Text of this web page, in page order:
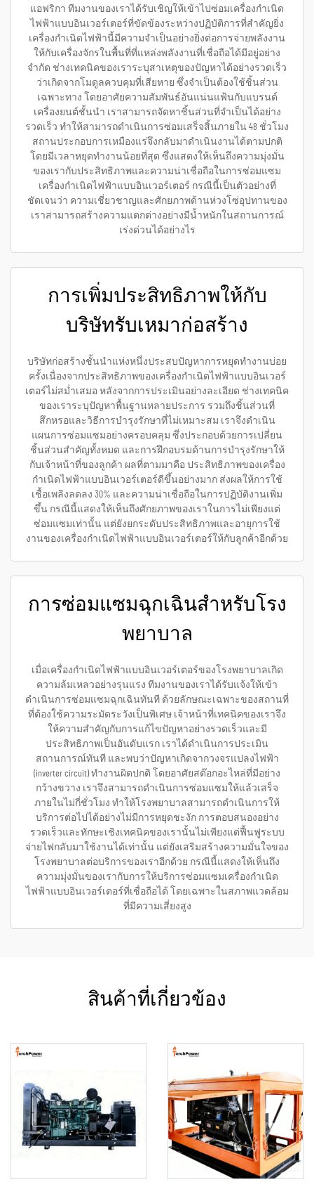
แอฟริกา ทีมงานของเราได้รับเชิญให้เข้าไปซ่อมเครื่องกำเนิด
ไฟฟ้าแบบอินเวอร์เตอร์ที่ขัดข้องระหว่างปฏิบัติการที่สำคัญยิ่ง
เครื่องกำเนิดไฟฟ้านี้มีความจำเป็นอย่างยิ่งต่อการจ่ายพลังงาน
ให้กับเครื่องจักรในพื้นที่ที่แหล่งพลังงานที่เชื่อถือได้มีอยู่อย่าง
จำกัด ช่างเทคนิคของเราระบุสาเหตุของปัญหาได้อย่างรวดเร็ว
ว่าเกิดจากโมดูลควบคุมที่เสียหาย ซึ่งจำเป็นต้องใช้ชิ้นส่วน
เฉพาะทาง โดยอาศัยความสัมพันธ์อันแน่นแฟ้นกับแบรนด์
เครื่องยนต์ชั้นนำ เราสามารถจัดหาชิ้นส่วนที่จำเป็นได้อย่าง
รวดเร็ว ทำให้สามารถดำเนินการซ่อมเสร็จสิ้นภายใน 48 ชั่วโมง
สถานประกอบการเหมืองแร่จึงกลับมาดำเนินงานได้ตามปกติ
โดยมีเวลาหยุดทำงานน้อยที่สุด ซึ่งแสดงให้เห็นถึงความมุ่งมั่น
ของเรากับประสิทธิภาพและความน่าเชื่อถือในการซ่อมแซม
เครื่องกำเนิดไฟฟ้าแบบอินเวอร์เตอร์ กรณีนี้เป็นตัวอย่างที่
ชัดเจนว่า ความเชี่ยวชาญและศักยภาพด้านห่วงโซ่อุปทานของ
เราสามารถสร้างความแตกต่างอย่างมีน้ำหนักในสถานการณ์
เร่งด่วนได้อย่างไร
การเพิ่มประสิทธิภาพให้กับ
บริษัทรับเหมาก่อสร้าง
บริษัทก่อสร้างชั้นนำแห่งหนึ่งประสบปัญหาการหยุดทำงานบ่อย
ครั้งเนื่องจากประสิทธิภาพของเครื่องกำเนิดไฟฟ้าแบบอินเวอร์
เตอร์ไม่สม่ำเสมอ หลังจากการประเมินอย่างละเอียด ช่างเทคนิค
ของเราระบุปัญหาพื้นฐานหลายประการ รวมถึงชิ้นส่วนที่
สึกหรอและวิธีการบำรุงรักษาที่ไม่เหมาะสม เราจึงดำเนิน
แผนการซ่อมแซมอย่างครอบคลุม ซึ่งประกอบด้วยการเปลี่ยน
ชิ้นส่วนสำคัญทั้งหมด และการฝึกอบรมด้านการบำรุงรักษาให้
กับเจ้าหน้าที่ของลูกค้า ผลที่ตามมาคือ ประสิทธิภาพของเครื่อง
กำเนิดไฟฟ้าแบบอินเวอร์เตอร์ดีขึ้นอย่างมาก ส่งผลให้การใช้
เชื้อเพลิงลดลง 30% และความน่าเชื่อถือในการปฏิบัติงานเพิ่ม
ขึ้น กรณีนี้แสดงให้เห็นถึงศักยภาพของเราในการไม่เพียงแต่
ซ่อมแซมเท่านั้น แต่ยังยกระดับประสิทธิภาพและอายุการใช้
งานของเครื่องกำเนิดไฟฟ้าแบบอินเวอร์เตอร์ให้กับลูกค้าอีกด้วย
การซ่อมแซมฉุกเฉินสำหรับโรง
พยาบาล
เมื่อเครื่องกำเนิดไฟฟ้าแบบอินเวอร์เตอร์ของโรงพยาบาลเกิด
ความล้มเหลวอย่างรุนแรง ทีมงานของเราได้รับแจ้งให้เข้า
ดำเนินการซ่อมแซมฉุกเฉินทันที ด้วยลักษณะเฉพาะของสถานที่
ที่ต้องใช้ความระมัดระวังเป็นพิเศษ เจ้าหน้าที่เทคนิคของเราจึง
ให้ความสำคัญกับการแก้ไขปัญหาอย่างรวดเร็วและมี
ประสิทธิภาพเป็นอันดับแรก เราได้ดำเนินการประเมิน
สถานการณ์ทันที และพบว่าปัญหาเกิดจากวงจรแปลงไฟฟ้า
(inverter circuit) ทำงานผิดปกติ โดยอาศัยสต๊อกอะไหล่ที่มีอย่าง
กว้างขวาง เราจึงสามารถดำเนินการซ่อมแซมให้แล้วเสร็จ
ภายในไม่กี่ชั่วโมง ทำให้โรงพยาบาลสามารถดำเนินการให้
บริการต่อไปได้อย่างไม่มีการหยุดชะงัก การตอบสนองอย่าง
รวดเร็วและทักษะเชิงเทคนิคของเรานั้นไม่เพียงแต่ฟื้นฟูระบบ
จ่ายไฟกลับมาใช้งานได้เท่านั้น แต่ยังเสริมสร้างความมั่นใจของ
โรงพยาบาลต่อบริการของเราอีกด้วย กรณีนี้แสดงให้เห็นถึง
ความมุ่งมั่นของเรากับการให้บริการซ่อมแซมเครื่องกำเนิด
ไฟฟ้าแบบอินเวอร์เตอร์ที่เชื่อถือได้ โดยเฉพาะในสภาพแวดล้อม
ที่มีความเสี่ยงสูง
สินค้าที่เกี่ยวข้อง